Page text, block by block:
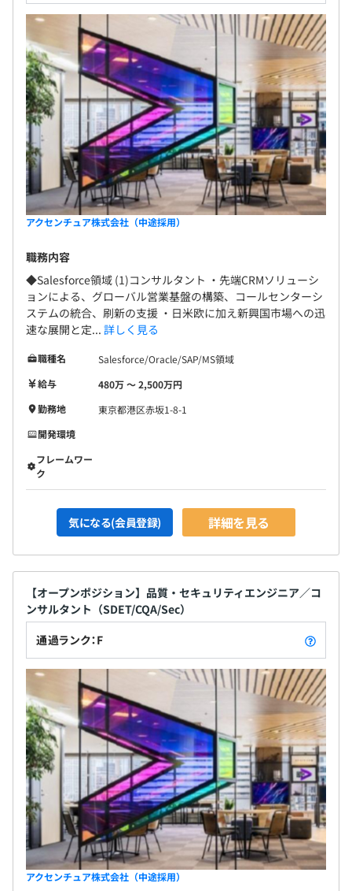
アクセンチュア株式会社（中途採用）
職務内容
◆Salesforce領域 (1)コンサルタント ・先端CRMソリューシ
ョンによる、グローバル営業基盤の構築、コールセンターシ
ステムの統合、刷新の支援 ・日米欧に加え新興国市場への迅
速な展開と定... 詳しく見る
職種名
Salesforce/Oracle/SAP/MS領域
給与
480万 〜 2,500万円
勤務地
東京都港区赤坂1-8-1
開発環境
フレームワー
ク
気になる(会員登録) 詳細を見る
【オープンポジション】品質・セキュリティエンジニア／コ
ンサルタント（SDET/CQA/Sec）
通過ランク：F
アクセンチュア株式会社（中途採用）